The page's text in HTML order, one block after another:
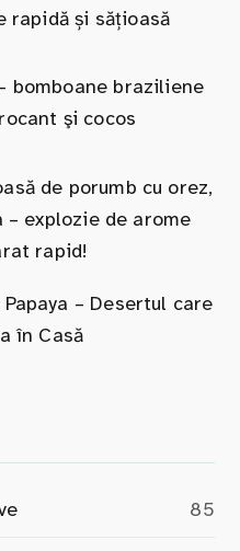
rapidă și sățioasă
bomboane braziliene
şi cocos
de porumb cu orez,
explozie de arome
rapid!
– Desertul care
în Casă
85